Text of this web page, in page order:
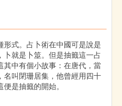
形式。占卜術在中國可是說是
卜就是卜筮。但是抽籤這一占
其中有個小故事：在唐代，當
名叫閉珊居集，他曾經用四十
是抽籤的開始。